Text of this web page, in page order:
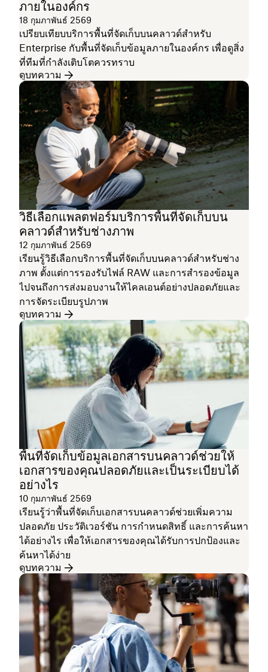
ภายในองค์กร
18 กุมภาพันธ์ 2569
เปรียบเทียบบริการพื้นที่จัดเก็บบนคลาวด์สำหรับ
Enterprise กับพื้นที่จัดเก็บข้อมูลภายในองค์กร เพื่อดูสิ่ง
ที่ทีมที่กำลังเติบโตควรทราบ
ดูบทความ
วิธีเลือกแพลตฟอร์มบริการพื้นที่จัดเก็บบน
คลาวด์สำหรับช่างภาพ
12 กุมภาพันธ์ 2569
เรียนรู้วิธีเลือกบริการพื้นที่จัดเก็บบนคลาวด์สำหรับช่าง
ภาพ ตั้งแต่การรองรับไฟล์ RAW และการสำรองข้อมูล
ไปจนถึงการส่งมอบงานให้ไคลเอนต์อย่างปลอดภัยและ
การจัดระเบียบรูปภาพ
ดูบทความ
พื้นที่จัดเก็บข้อมูลเอกสารบนคลาวด์ช่วยให้
เอกสารของคุณปลอดภัยและเป็นระเบียบได้
อย่างไร
10 กุมภาพันธ์ 2569
เรียนรู้ว่าพื้นที่จัดเก็บเอกสารบนคลาวด์ช่วยเพิ่มความ
ปลอดภัย ประวัติเวอร์ชัน การกำหนดสิทธิ์ และการค้นหา
ได้อย่างไร เพื่อให้เอกสารของคุณได้รับการปกป้องและ
ค้นหาได้ง่าย
ดูบทความ